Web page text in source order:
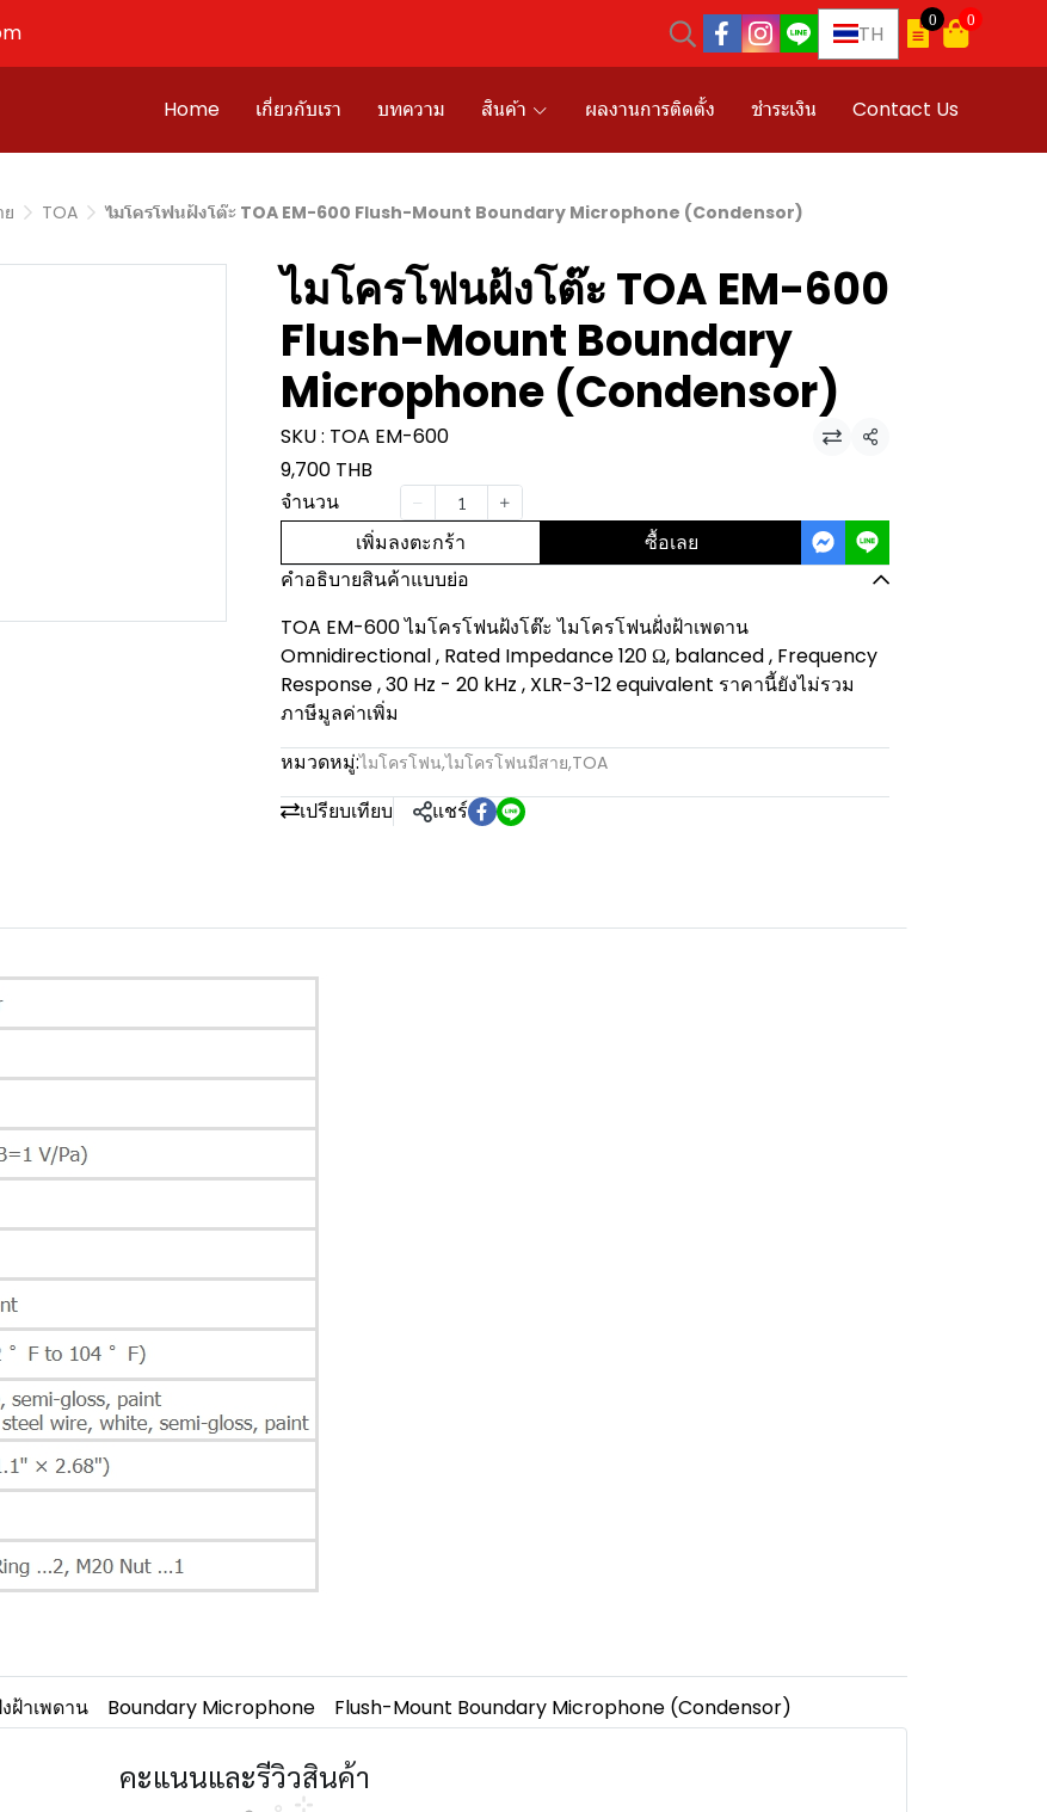
TH
0 0
Home เกี่ยวกับเรา บทความ สินค้า ผลงานการติดตั้ง ชำระเงิน Contact Us
TOA ไมโครโฟนฝ้งโต๊ะ TOA EM-600 Flush-Mount Boundary Microphone (Condensor)
ไมโครโฟนฝ้งโต๊ะ TOA EM-600
Flush-Mount Boundary
Microphone (Condensor)
SKU : TOA EM-600 แชร์
9,700 THB
จำนวน
เพิ่มลงตะกร้า ซื้อเลย
คำอธิบายสินค้าแบบย่อ
TOA EM-600 ไมโครโฟนฝ้งโต๊ะ ไมโครโฟนฝั่งฝ้าเพดาน
Omnidirectional , Rated Impedance 120 Ω, balanced , Frequency
Response , 30 Hz - 20 kHz , XLR-3-12 equivalent ราคานี้ยังไม่รวม
ภาษีมูลค่าเพิ่ม
หมวดหมู่:ไมโครโฟน,ไมโครโฟนมีสาย,TOA
เปรียบเทียบ แชร์
ฝ้าเพดาน Boundary Microphone Flush-Mount Boundary Microphone (Condensor)
คะแนนและรีวิวสินค้า